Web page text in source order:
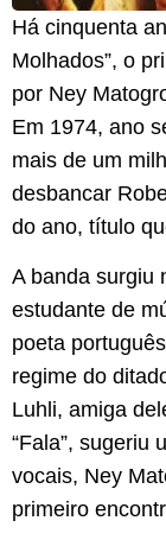
Há cinquenta
Molhados”, o
por Ney
Em 1974, ano
mais de um
desbancar
do ano, título
A banda surgiu
estudante de
poeta
regime do
Luhli, amiga
“Fala”, sugeriu
vocais, Ney
primeiro